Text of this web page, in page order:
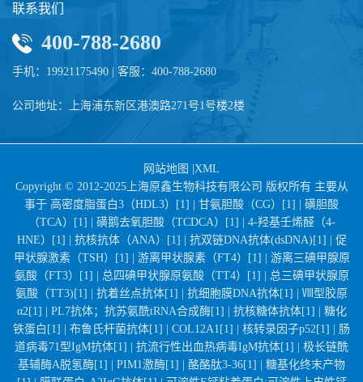
联系我们
400-788-2680
手机：19921175490 | 客服：400-788-2680
公司地址：上海浦东新区港澳路271号1号楼2楼
网站地图 |XML
Copyright © 2012-2025上海原鑫生物科技有限公司 版权所有 主要从
事于 高密度脂蛋白3（HDL3）[1] | 甘氨胆酸（CG）[1] | 磺胆酸
（TCA）[1] | 磺鹅去氧胆酸（TCDCA）[1] | 4-羟基壬烯醛（4-
HNE）[1] | 抗核抗体（ANA）[1] | 抗双链DNA抗体(dsDNA)[1] | 促
甲状腺激素（TSH）[1] | 游离甲状腺素（FT4）[1] | 游离三碘甲腺原
氨酸（FT3）[1] | 总四碘甲状腺原氨酸（TT4）[1] | 总三碘甲状腺原
氨酸（TT3)[1] | 抗着丝点抗体[1] | 抗细胞膜DNA抗体[1] | Ⅷ型胶原
α2[1] | PL7抗体；抗苏氨酰tRNA合成酶[1] | 抗核糖体抗体[1] | 糖化
铁蛋白[1] | 布鲁氏杆菌抗体[1] | COL12A1[1] | 核转录因子p52[1] | 肠
道病毒71型IgM抗体[1] | 抗流行性出血热病毒IgM抗体[1] | 极长链酰
基辅酶A脱氢酶[1] | PIM1激酶[1] | 酪酪肽3-36[1] | 糖基化终末产物